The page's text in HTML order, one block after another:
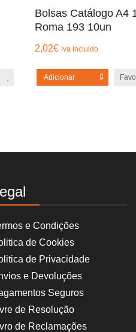
Bolsas Catálogo A4
Roma 193 10un
2,02€ Iva Incluido
Adicionar
e Condições
de Cookies
de Privacidade
e Devoluções
Seguros
de Resolução
de Reclamações